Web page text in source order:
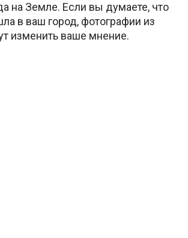
на Земле. Если вы думаете, что
в ваш город, фотографии из
изменить ваше мнение.